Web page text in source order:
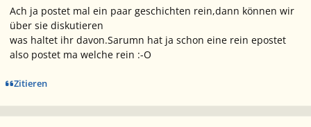
Ach ja postet mal ein paar geschichten rein,dann können wir
über sie diskutieren
was haltet ihr davon.Sarumn hat ja schon eine rein epostet
also postet ma welche rein :-O
Zitieren